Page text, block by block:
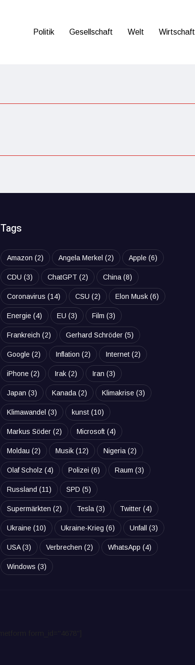
Politik Gesellschaft Welt Wirtschaft
Tags
Amazon (2) Angela Merkel (2) Apple (6)
CDU (3) ChatGPT (2) China (8)
Coronavirus (14) CSU (2) Elon Musk (6)
Energie (4) EU (3) Film (3)
Frankreich (2) Gerhard Schröder (5)
Google (2) Inflation (2) Internet (2)
iPhone (2) Irak (2) Iran (3)
Japan (3) Kanada (2) Klimakrise (3)
Klimawandel (3) kunst (10)
Markus Söder (2) Microsoft (4)
Moldau (2) Musik (12) Nigeria (2)
Olaf Scholz (4) Polizei (6) Raum (3)
Russland (11) SPD (5)
Supermärkten (2) Tesla (3) Twitter (4)
Ukraine (10) Ukraine-Krieg (6) Unfall (3)
USA(3) Verbrechen (2) WhatsApp (4)
Windows (3)